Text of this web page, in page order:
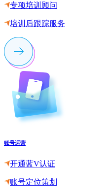
专项培训顾问
培训后跟踪服务
账号运营
开通蓝V认证
账号定位策划